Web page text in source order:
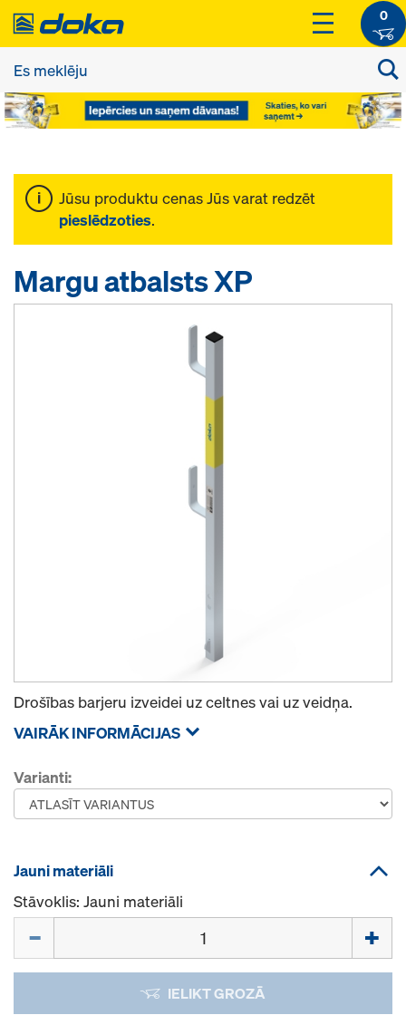
0
Jūsu produktu cenas Jūs varat redzēt
pieslēdzoties.
Margu atbalsts XP
Drošības barjeru izveidei uz celtnes vai uz veidņa.
VAIRĀK INFORMĀCIJAS
Varianti:
Jauni materiāli
Stāvoklis: Jauni materiāli
IELIKT GROZĀ